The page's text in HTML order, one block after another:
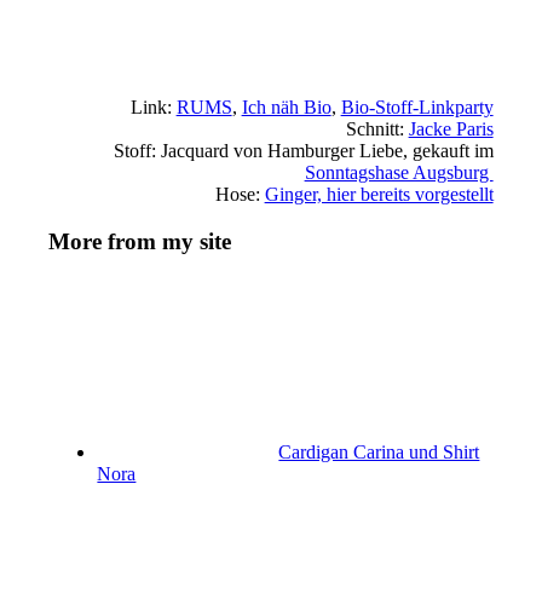
Link: RUMS, Ich näh Bio, Bio-Stoff-Linkparty
Schnitt: Jacke Paris
Stoff: Jacquard von Hamburger Liebe, gekauft im
Sonntagshase Augsburg
Hose: Ginger, hier bereits vorgestellt
More from my site
Cardigan Carina und Shirt
Nora